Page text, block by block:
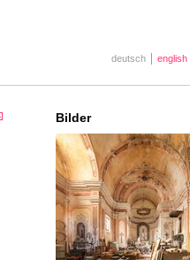
deutsch english
Bilder